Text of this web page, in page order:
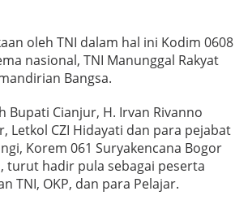
oleh TNI dalam hal ini Kodim 0608
nasional, TNI Manunggal Rakyat
Bangsa.
Cianjur, H. Irvan Rivanno
Letkol CZI Hidayati dan para pejabat
Korem 061 Suryakencana Bogor
turut hadir pula sebagai peserta
TNI, OKP, dan para Pelajar.